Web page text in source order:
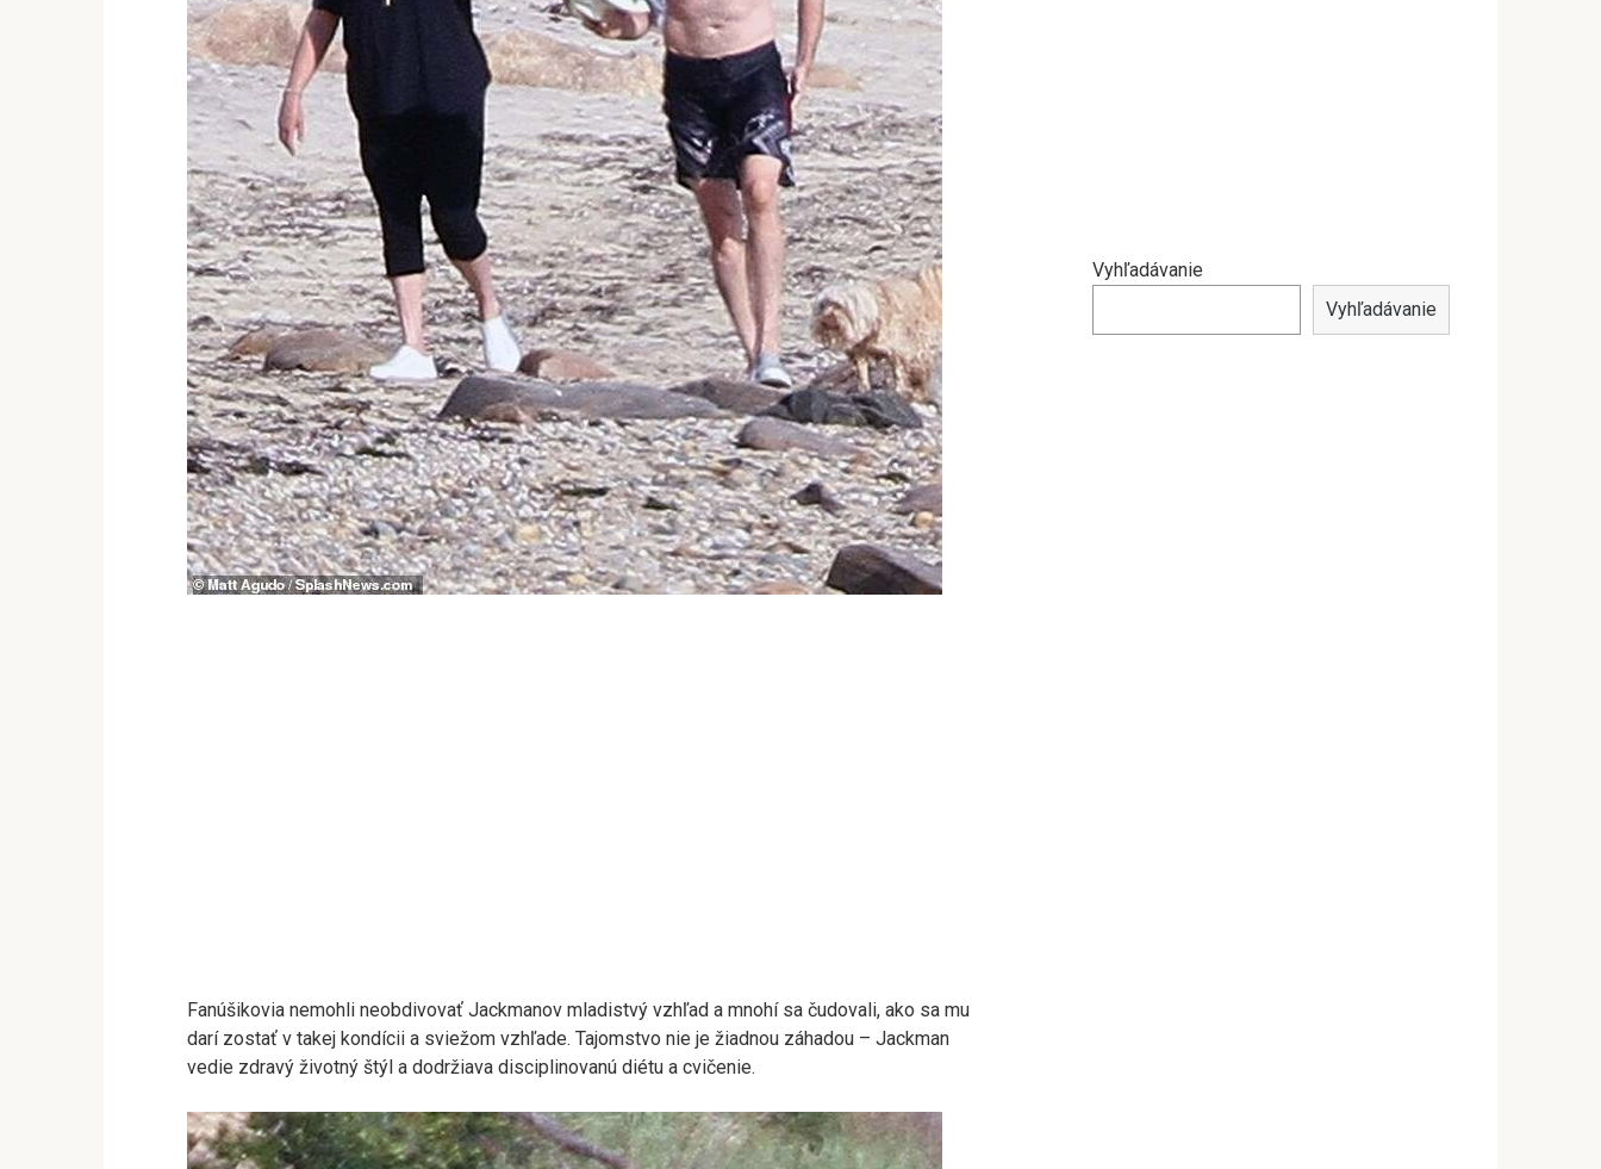
Fanúšikovia nemohli neobdivovať Jackmanov mladistvý vzhľad a mnohí sa čudovali, ako sa mu
darí zostať v takej kondícii a sviežom vzhľade. Tajomstvo nie je žiadnou záhadou – Jackman
vedie zdravý životný štýl a dodržiava disciplinovanú diétu a cvičenie.
Vyhľadávanie
Vyhľadávanie